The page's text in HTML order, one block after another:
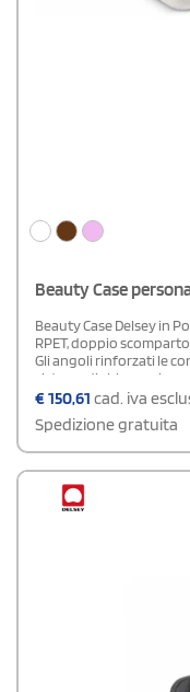
Beauty Case
Beauty Case Delsey in
RPET, doppio
Gli angoli rinforzati le
sistema di chiusura
completa serenità. 19 L.
€150,61 cad. iva
Spedizione gratuita